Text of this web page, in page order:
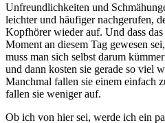
Unfreundlichkeiten und
leichter und häufiger nachgerufen,
Kopfhörer wieder auf. Und dass
Moment an diesem Tag gewesen
muss man sich selbst darum
und dann kosten sie gerade so viel
Manchmal fallen sie einem einfach
fallen sie weniger auf.
Ob ich von hier sei, werde ich ein